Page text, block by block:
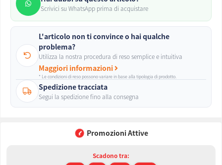
Scrivici su WhatsApp prima di acquistare
L'articolo non ti convince o hai qualche
problema?
Utilizza la nostra procedura di reso semplice e intuitiva
Maggiori informazioni
* Le condizioni di reso possono variare in base alla tipologia di prodotto.
Spedizione tracciata
Segui la spedizione fino alla consegna
Promozioni Attive
Scadono tra: